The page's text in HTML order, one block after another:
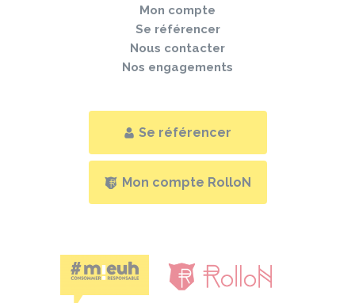
Mon compte
Se référencer
Nous contacter
Nos engagements
Se référencer
Mon compte RolloN